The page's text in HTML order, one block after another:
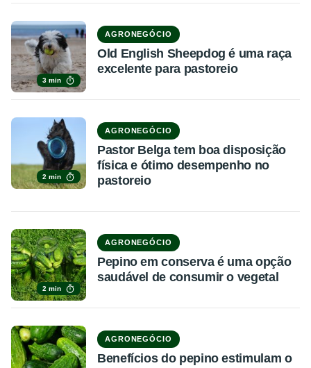
3 min
AGRONEGÓCIO
Old English Sheepdog é uma raça
excelente para pastoreio
2 min
AGRONEGÓCIO
Pastor Belga tem boa disposição
física e ótimo desempenho no
pastoreio
2 min
AGRONEGÓCIO
Pepino em conserva é uma opção
saudável de consumir o vegetal
AGRONEGÓCIO
Benefícios do pepino estimulam o